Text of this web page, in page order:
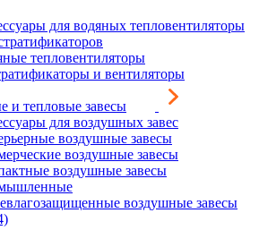
для водяных тепловентиляторы
тепловентиляторы
и вентиляторы
и тепловые завесы
для воздушных завес
воздушные завесы
воздушные завесы
воздушные завесы
воздушные завесы